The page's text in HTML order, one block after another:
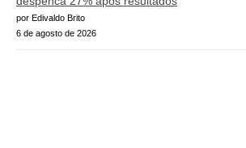
por Edivaldo Brito
6 de agosto de 2026